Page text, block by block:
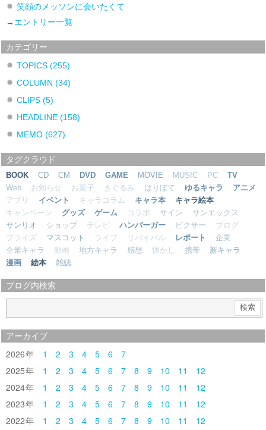
笑顔のメッソンに会いたくて
→ エントリー一覧
カテゴリー
TOPICS(255)
COLUMN(34)
CLIPS(5)
HEADLINE(158)
MEMO(627)
タグクラウド
BOOK CD CM DVD GAME MOVIE MUSIC PC
TV
Web
お知らせ お菓子 きぐるみ はりぼて ゆるキャラ
アニメ
アプリ
イベント キャラコラム キャラ本
キャラ絵本
キャンペーン
グッズ ゲーム コラボ サイン
サンエックス
サンリオ
ショップ テレビ ハンバーガー ピクサー
ブログ
プライズ
マスコット ライブ リバイバル レポート
企業
企業キャラ
動画 地方キャラ 感想 懐かし 携帯
新キャラ
漫画
絵本 雑誌
ブログ内検索
アーカイブ
2026 1 2 3 4 5 6
7
2025
1 2 3 4 5 6 7 8 9 10 11
12
2024
1 2 3 4 5 6 7 8 9 10 11
12
2023
1 2 3 4 5 6 7 8 9 10 11
12
2022
1 2 3 4 5 6 7 8 9 10 11
12